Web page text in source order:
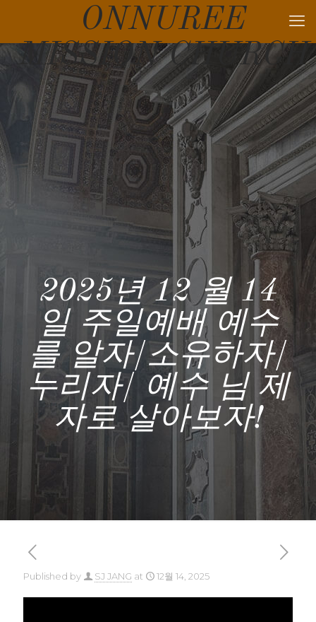
ONNUREE
MISSION CHURCH
2025년 12 월 14
일 주일예배 예수
를 알자/소유하자/
누리자/ 예수 님 제
자로 살아보자!
Published by SJ JANG at 12월 14, 2025